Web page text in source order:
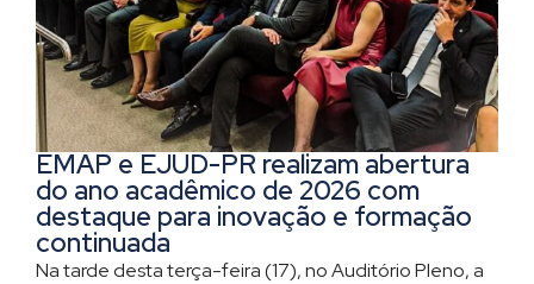
EMAP e EJUD-PR realizam abertura
do ano acadêmico de 2026 com
destaque para inovação e formação
continuada
Na tarde desta terça-feira (17), no Auditório Pleno, a